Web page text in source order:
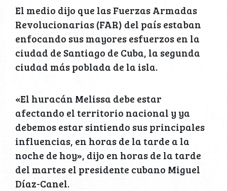
El medio dijo que las Fuerzas Armadas
Revolucionarias (FAR) del país estaban
enfocando sus mayores esfuerzos en la
ciudad de Santiago de Cuba, la segunda
ciudad más poblada de la isla.
«El huracán Melissa debe estar
afectando el territorio nacional y ya
debemos estar sintiendo sus principales
influencias, en horas de la tarde a la
noche de hoy», dijo en horas de la tarde
del martes el presidente cubano Miguel
Díaz-Canel.